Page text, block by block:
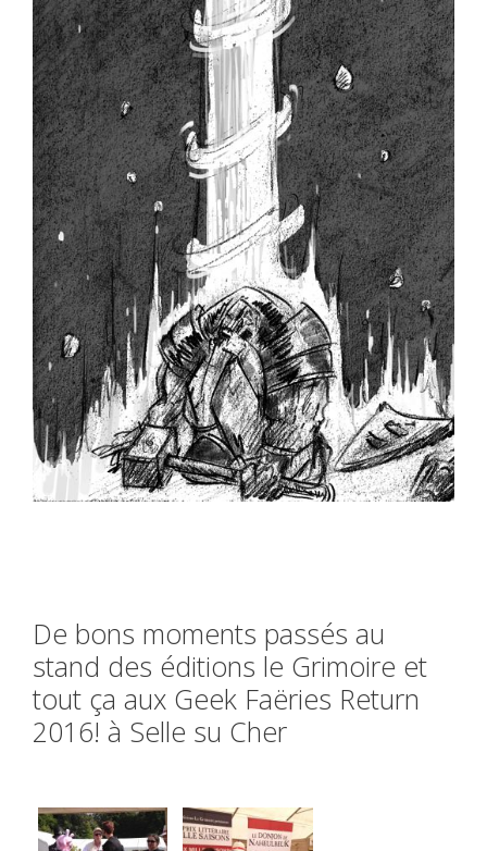
De bons moments passés au
stand des éditions le Grimoire et
tout ça aux Geek Faëries Return
2016! à Selle su Cher